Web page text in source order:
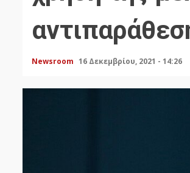
Newsroom 16 Δεκεμβρίου, 2021 - 14:26